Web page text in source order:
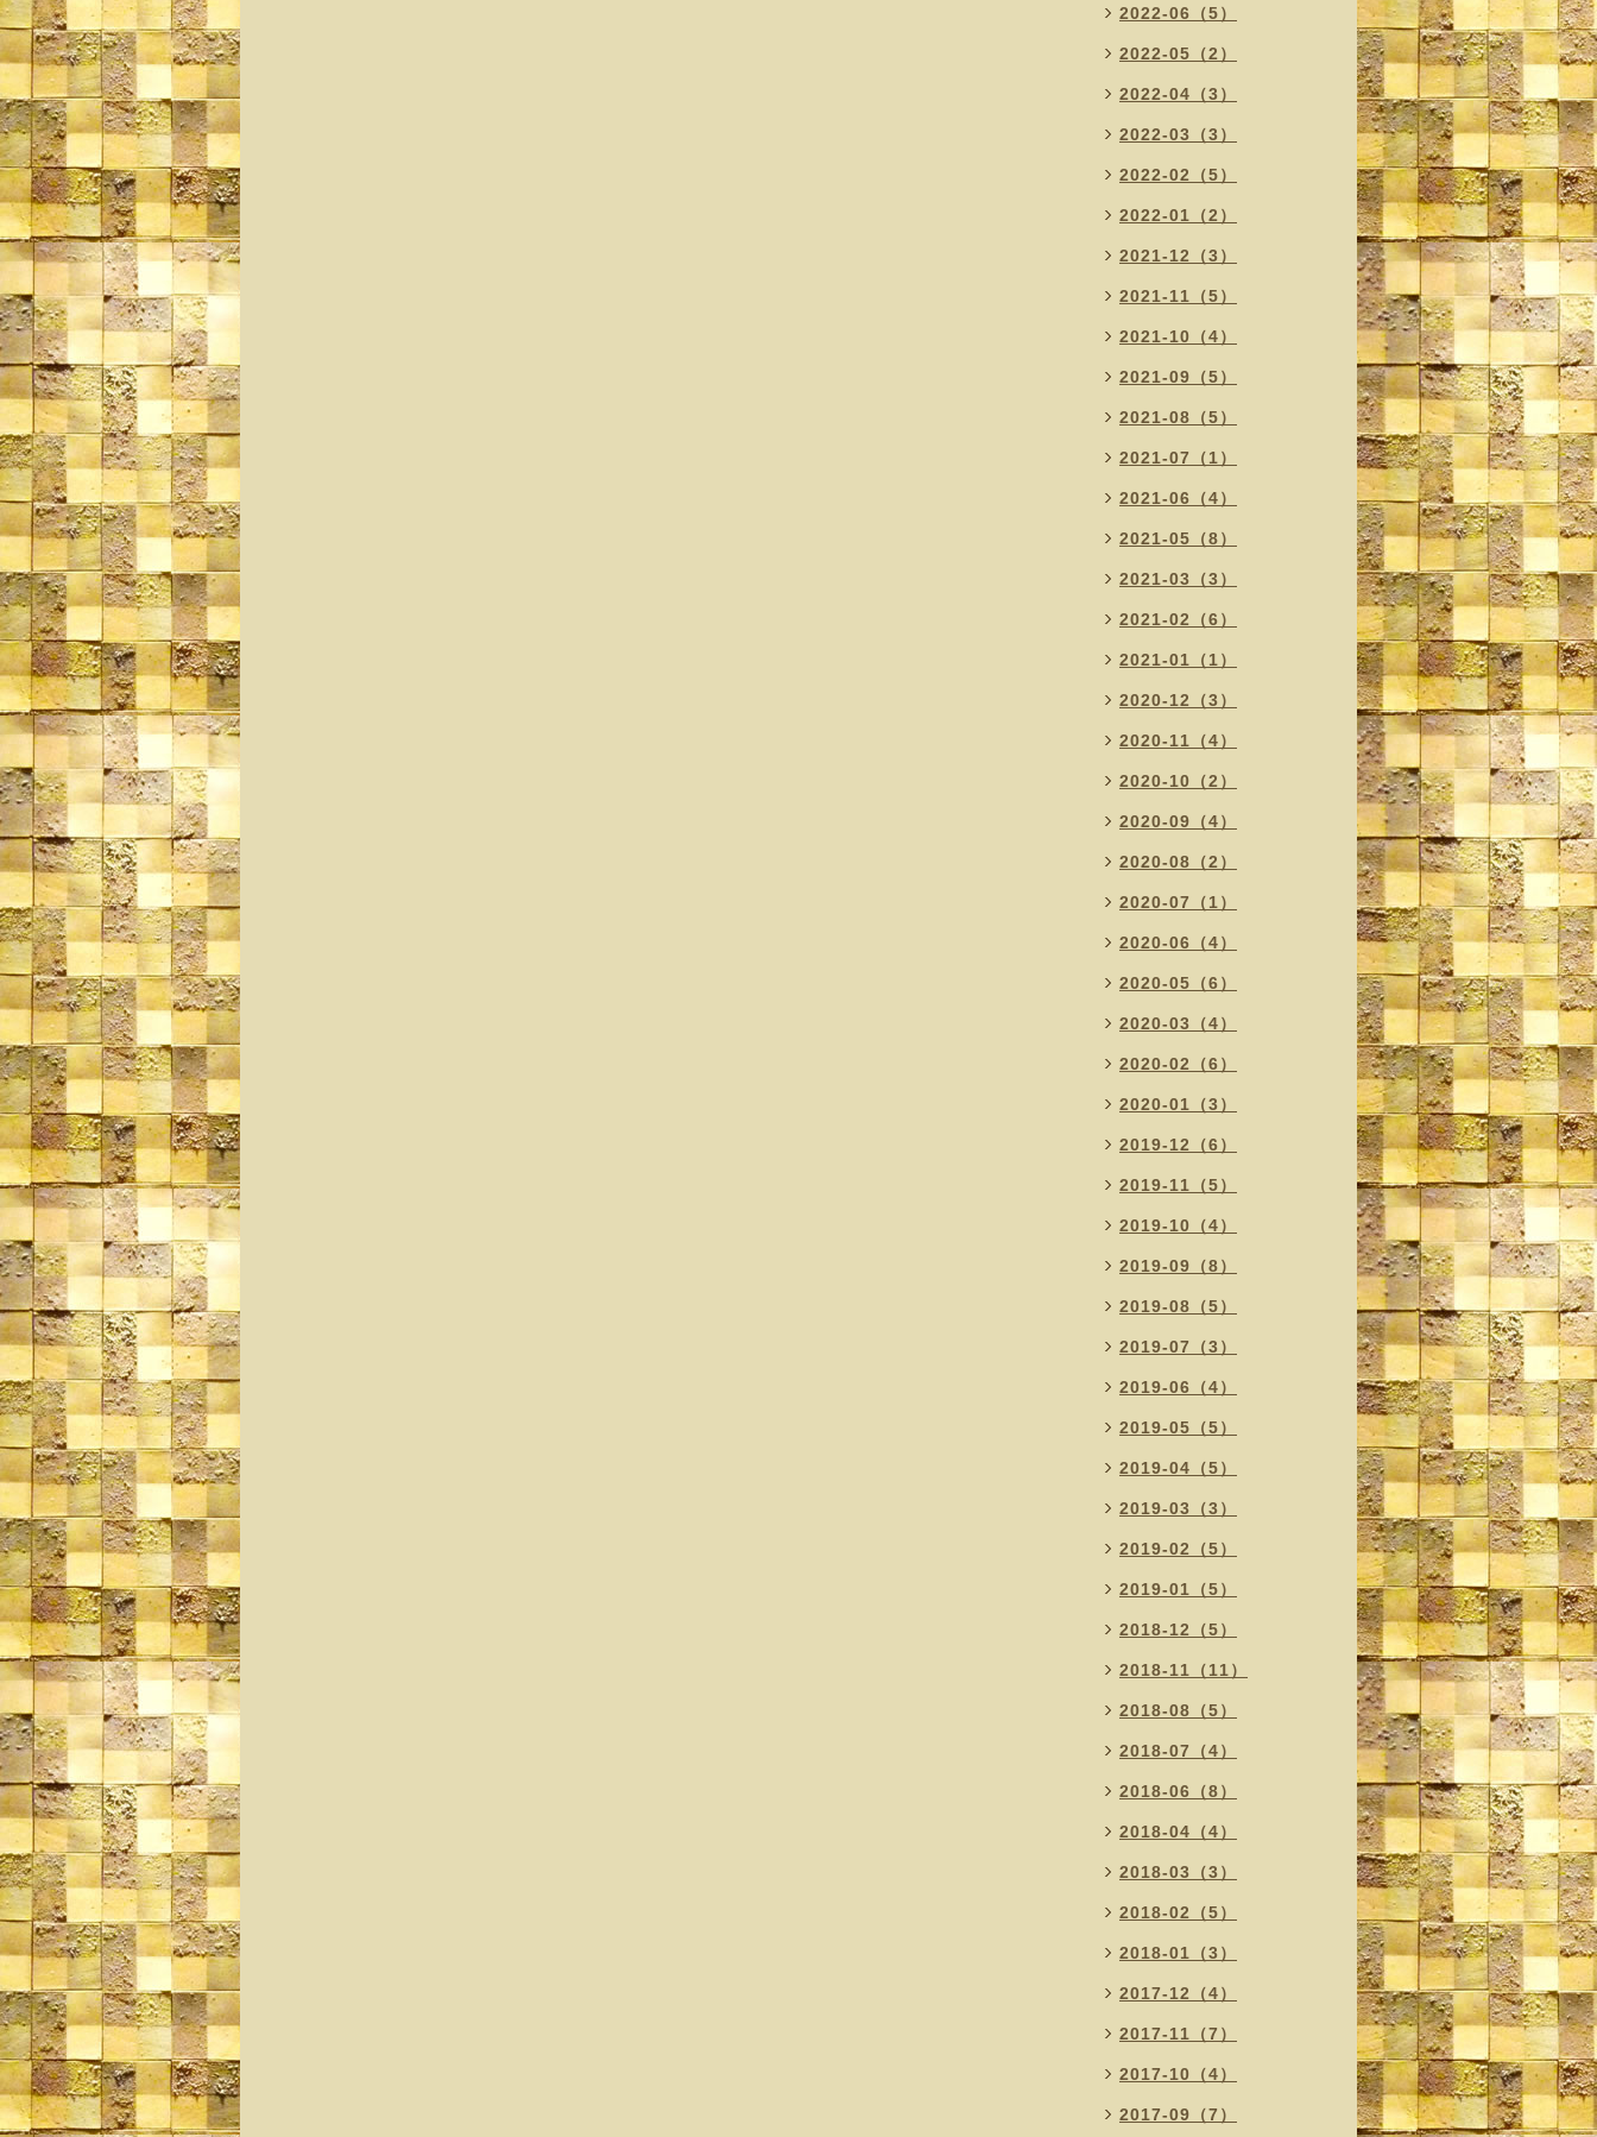
2022-06（5）
2022-05（2）
2022-04（3）
2022-03（3）
2022-02（5）
2022-01（2）
2021-12（3）
2021-11（5）
2021-10（4）
2021-09（5）
2021-08（5）
2021-07（1）
2021-06（4）
2021-05（8）
2021-03（3）
2021-02（6）
2021-01（1）
2020-12（3）
2020-11（4）
2020-10（2）
2020-09（4）
2020-08（2）
2020-07（1）
2020-06（4）
2020-05（6）
2020-03（4）
2020-02（6）
2020-01（3）
2019-12（6）
2019-11（5）
2019-10（4）
2019-09（8）
2019-08（5）
2019-07（3）
2019-06（4）
2019-05（5）
2019-04（5）
2019-03（3）
2019-02（5）
2019-01（5）
2018-12（5）
2018-11（11）
2018-08（5）
2018-07（4）
2018-06（8）
2018-04（4）
2018-03（3）
2018-02（5）
2018-01（3）
2017-12（4）
2017-11（7）
2017-10（4）
2017-09（7）